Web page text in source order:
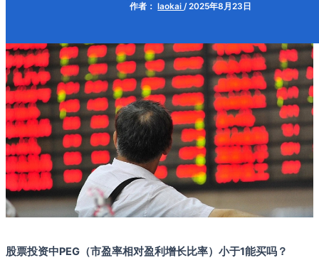
作者： laokai /2025年8月23日
股票投资中PEG（市盈率相对盈利增长比率）小于1能买吗？